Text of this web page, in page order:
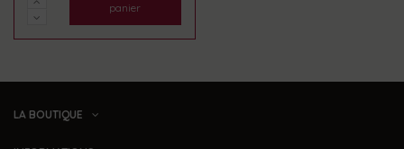
panier
LA BOUTIQUE